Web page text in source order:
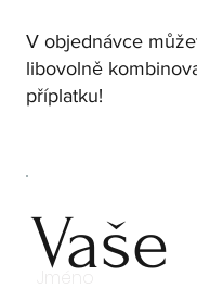
V objednávce
libovolně
příplatku!
Vaše